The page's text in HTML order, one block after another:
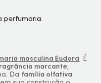
masculina Eudora. É
marcante,
Da família olfativa